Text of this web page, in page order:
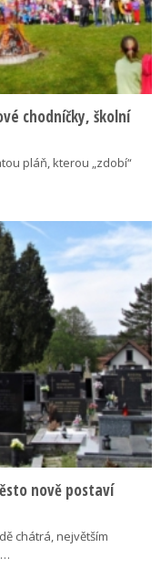
chodníčky, školní
pláň, kterou „zdobí“
nově postaví
chátrá, největším